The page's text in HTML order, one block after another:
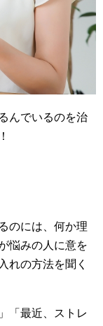
んでいるのを治
のには、何か理
悩みの人に意を
れの方法を聞く
「最近、ストレ